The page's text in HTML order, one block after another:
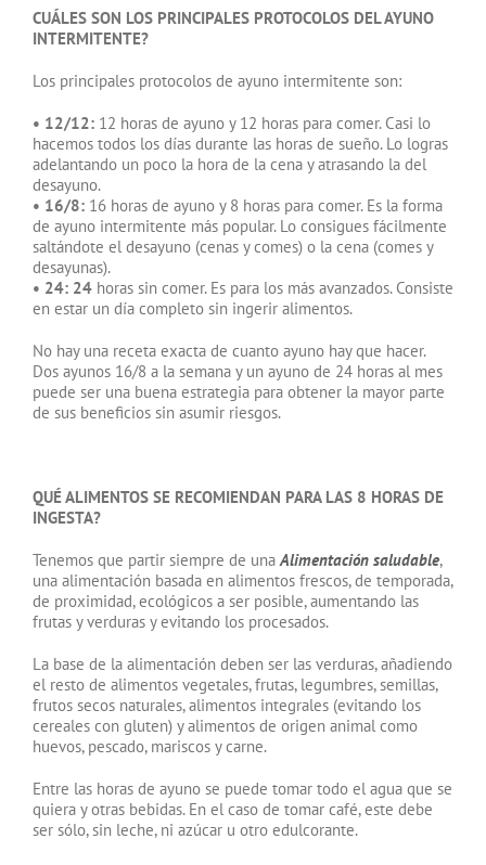
CUÁLES SON LOS PRINCIPALES PROTOCOLOS DEL AYUNO
INTERMITENTE?
Los principales protocolos de ayuno intermitente son:
• 12/12: 12 horas de ayuno y 12 horas para comer. Casi lo
hacemos todos los días durante las horas de sueño. Lo logras
adelantando un poco la hora de la cena y atrasando la del
desayuno.
• 16/8: 16 horas de ayuno y 8 horas para comer. Es la forma
de ayuno intermitente más popular. Lo consigues fácilmente
saltándote el desayuno (cenas y comes) o la cena (comes y
desayunas).
• 24: 24 horas sin comer. Es para los más avanzados. Consiste
en estar un día completo sin ingerir alimentos.
No hay una receta exacta de cuanto ayuno hay que hacer.
Dos ayunos 16/8 a la semana y un ayuno de 24 horas al mes
puede ser una buena estrategia para obtener la mayor parte
de sus beneficios sin asumir riesgos.
QUÉ ALIMENTOS SE RECOMIENDAN PARA LAS 8 HORAS DE
INGESTA?
Tenemos que partir siempre de unaAlimentación saludable,
una alimentación basada en alimentos frescos, de temporada,
de proximidad, ecológicos a ser posible, aumentando las
frutas y verduras y evitando los procesados.
La base de la alimentación deben ser las verduras, añadiendo
el resto de alimentos vegetales, frutas, legumbres, semillas,
frutos secos naturales, alimentos integrales (evitando los
cereales con gluten) y alimentos de origen animal como
huevos, pescado, mariscos y carne.
Entre las horas de ayuno se puede tomar todo el agua que se
quiera y otras bebidas. En el caso de tomar café, este debe
ser sólo, sin leche, ni azúcar u otro edulcorante.